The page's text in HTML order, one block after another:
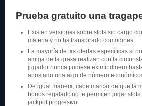
Prueba gratuito una
Existen versiones sobre slots sin cargo
materia y no ha transpirado comodines.
La mayoría de las ofertas específicas si
amiga de la grasa realizan con la
jugador nunca pudiese eximir dinero
apostado una algo de número
De igual manera, cabe marcar de que la
bonos regalado no te permiten jugar
jackpot progresivo.